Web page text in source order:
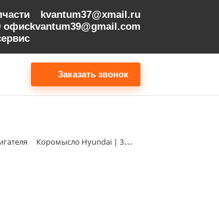
офис
kvantum37@xmail.ru
kvantum39@gmail.com
Заказать звонок
Коромысло Hyundai | 3937220